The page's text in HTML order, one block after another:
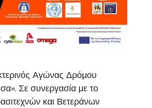
Αγώνας Δρόμου
Σε συνεργασία με το
και Βετεράνων